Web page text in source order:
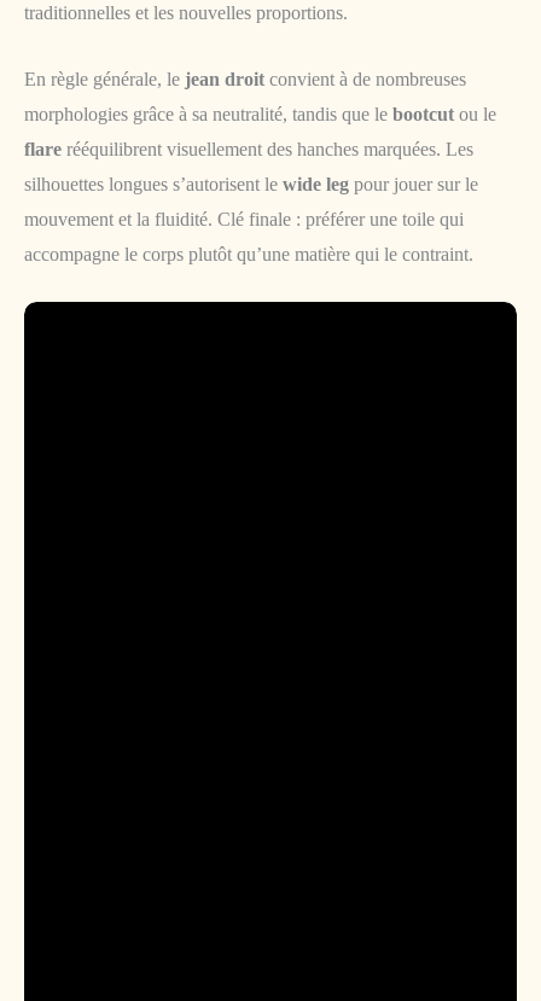
traditionnelles et les nouvelles proportions.
En règle générale, le jean droit convient à de nombreuses
morphologies grâce à sa neutralité, tandis que le bootcut ou le
flare rééquilibrent visuellement des hanches marquées. Les
silhouettes longues s’autorisent le wide leg pour jouer sur le
mouvement et la fluidité. Clé finale : préférer une toile qui
accompagne le corps plutôt qu’une matière qui le contraint.